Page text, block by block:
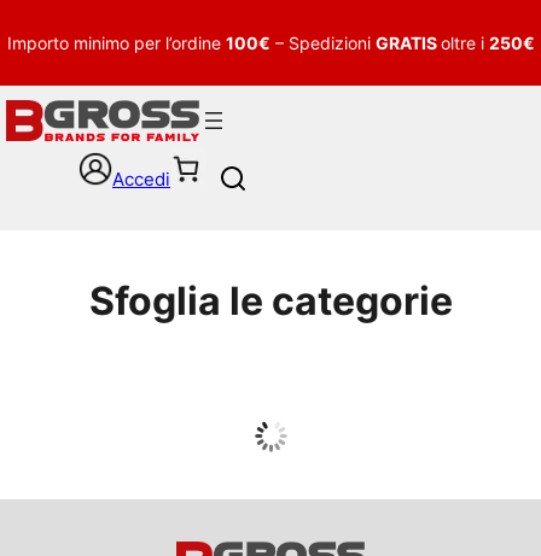
Importo minimo per l’ordine 100€ – Spedizioni GRATISoltre i 250€
Accedi
h
Sfoglia le categorie
Guarda tutto